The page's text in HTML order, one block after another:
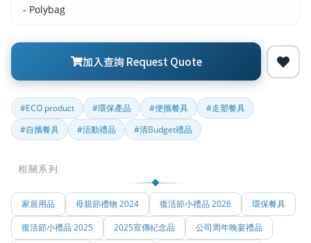
- Polybag
加入查詢 Request Quote
#ECO product #環保產品 #便攜餐具 #走塑餐具
#自攜餐具 #活動禮品 #清Budget禮品
相關系列
家居用品 母親節禮物 2024 復活節小禮品 2026
環保餐具
復活節小禮品 2025
2025宣傳紀念品
公司周年晚宴禮品